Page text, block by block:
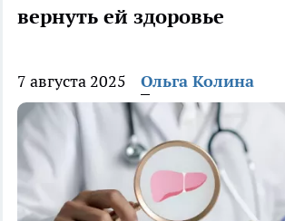
вернуть ей здоровье
7 августа 2025 Ольга Колина